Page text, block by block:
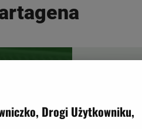
1
Drogi Użytkowniku,